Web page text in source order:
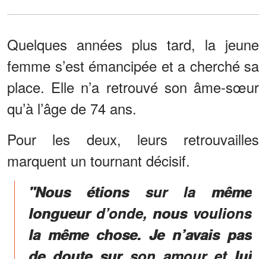
Quelques années plus tard, la jeune
femme s’est émancipée et a cherché sa
place. Elle n’a retrouvé son âme-sœur
qu’à l’âge de 74 ans.
Pour les deux, leurs retrouvailles
marquent un tournant décisif.
"Nous étions sur la même
longueur d’onde, nous voulions
la même chose. Je n’avais pas